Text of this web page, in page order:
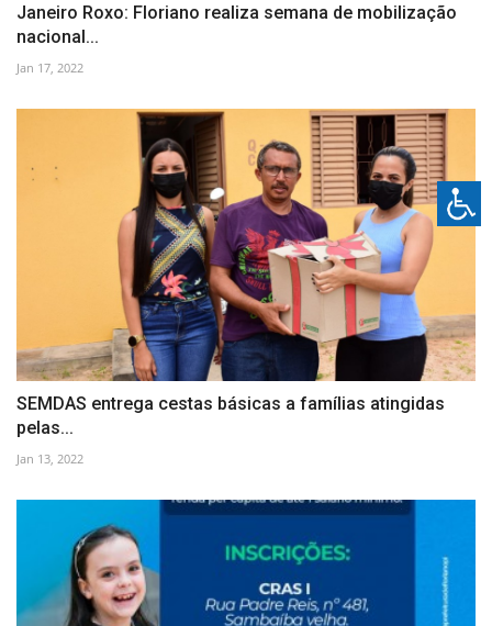
Janeiro Roxo: Floriano realiza semana de mobilização
nacional...
Jan 17, 2022
SEMDAS entrega cestas básicas a famílias atingidas
pelas...
Jan 13, 2022